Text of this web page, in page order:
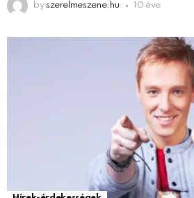
by szerelmeszene.hu 10 éve